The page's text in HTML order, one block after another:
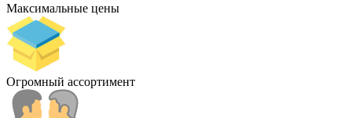
Максимальные цены
Огромный ассортимент